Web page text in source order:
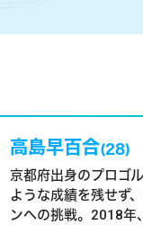
高島早百合(28)
京都府出身のプロゴ
ような成績を残せず
ンへの挑戦。2018年